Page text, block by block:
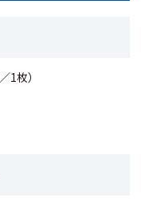
／1枚）